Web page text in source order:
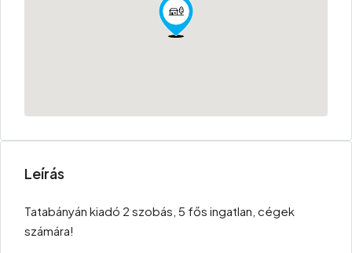
Leírás
Tatabányán kiadó 2 szobás, 5 fős ingatlan, cégek
számára!